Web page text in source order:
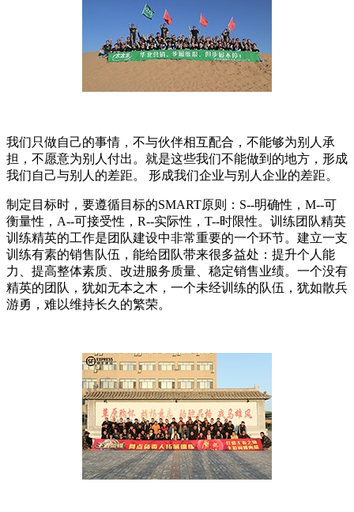
我们只做自己的事情，不与伙伴相互配合，不能够为别人承
担，不愿意为别人付出。就是这些我们不能做到的地方，形成
我们自己与别人的差距。 形成我们企业与别人企业的差距。
制定目标时，要遵循目标的SMART原则：S--明确性，M--可
衡量性，A--可接受性，R--实际性，T--时限性。训练团队精英
训练精英的工作是团队建设中非常重要的一个环节。建立一支
训练有素的销售队伍，能给团队带来很多益处：提升个人能
力、提高整体素质、改进服务质量、稳定销售业绩。一个没有
精英的团队，犹如无本之木，一个未经训练的队伍，犹如散兵
游勇，难以维持长久的繁荣。